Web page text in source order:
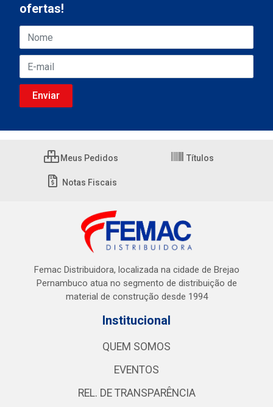
ofertas!
Meus Pedidos Títulos
Notas Fiscais
Femac Distribuidora, localizada na cidade de Brejao
Pernambuco atua no segmento de distribuição de
material de construção desde 1994
Institucional
QUEM SOMOS
EVENTOS
REL. DE TRANSPARÊNCIA